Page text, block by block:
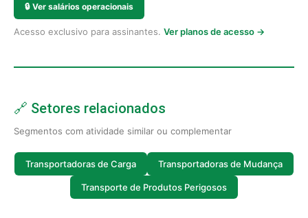
🔒 Ver salários operacionais
Acesso exclusivo para assinantes. Ver planos de acesso →
🔗 Setores relacionados
Segmentos com atividade similar ou complementar
Transportadoras de Carga Transportadoras de Mudança
Transporte de Produtos Perigosos